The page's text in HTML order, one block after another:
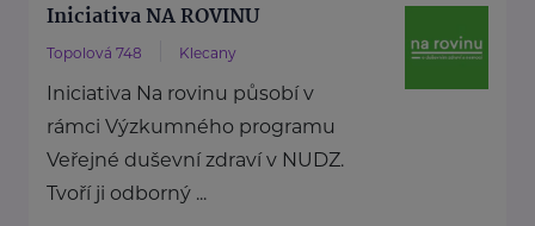
Iniciativa NA ROVINU
Topolová 748 Klecany
Iniciativa Na rovinu působí v
rámci Výzkumného programu
Veřejné duševní zdraví v NUDZ.
Tvoří ji odborný ...